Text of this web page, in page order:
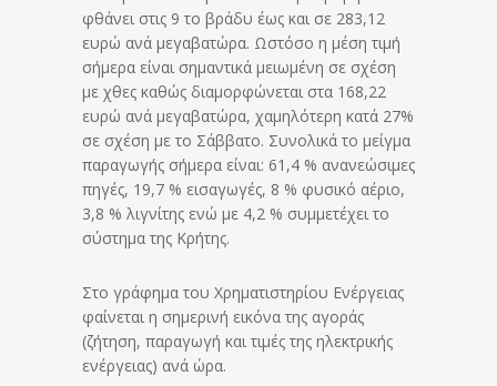
φθάνει στις 9 το βράδυ έως και σε 283,12
ευρώ ανά μεγαβατώρα. Ωστόσο η μέση τιμή
σήμερα είναι σημαντικά μειωμένη σε σχέση
με χθες καθώς διαμορφώνεται στα 168,22
ευρώ ανά μεγαβατώρα, χαμηλότερη κατά 27%
σε σχέση με το Σάββατο. Συνολικά το μείγμα
παραγωγής σήμερα είναι: 61,4 % ανανεώσιμες
πηγές, 19,7 % εισαγωγές, 8 % φυσικό αέριο,
3,8 % λιγνίτης ενώ με 4,2 % συμμετέχει το
σύστημα της Κρήτης.
Στο γράφημα του Χρηματιστηρίου Ενέργειας
φαίνεται η σημερινή εικόνα της αγοράς
(ζήτηση, παραγωγή και τιμές της ηλεκτρικής
ενέργειας) ανά ώρα.